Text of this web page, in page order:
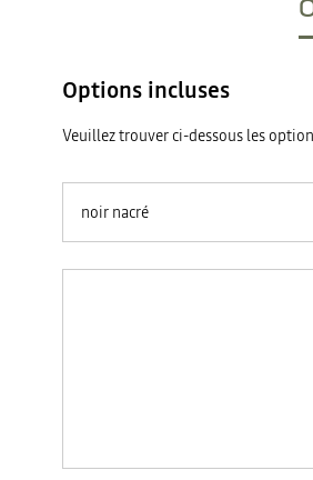
Options incluses
Veuillez trouver ci-dessous les
noir nacré